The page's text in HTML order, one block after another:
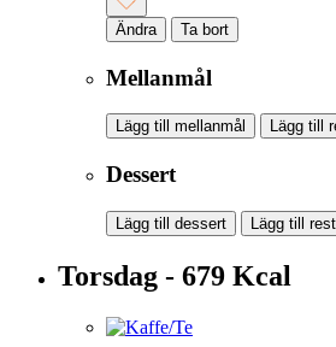
Ändra Ta bort
Mellanmål
Lägg till mellanmål Lägg till
Dessert
Lägg till dessert Lägg till
Torsdag - 679 Kcal